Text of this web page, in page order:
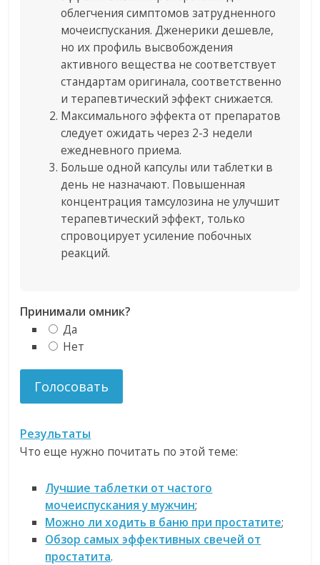
облегчения симптомов затрудненного
мочеиспускания. Дженерики дешевле,
но их профиль высвобождения
активного вещества не соответствует
стандартам оригинала, соответственно
и терапевтический эффект снижается.
Максимального эффекта от препаратов
следует ожидать через 2-3 недели
ежедневного приема.
Больше одной капсулы или таблетки в
день не назначают. Повышенная
концентрация тамсулозина не улучшит
терапевтический эффект, только
спровоцирует усиление побочных
реакций.
Принимали омник?
Да
Нет
Результаты
Что еще нужно почитать по этой теме:
Лучшие таблетки от частого
мочеиспускания у мужчин;
Можно ли ходить в баню при простатите;
Обзор самых эффективных свечей от
простатита.